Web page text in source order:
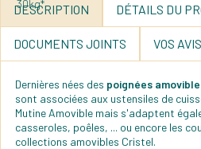
DESCRIPTION DÉTAILS DU
DOCUMENTS JOINTS VOS AVIS
Dernières nées des poignées
sont associées aux ustensiles de
Mutine Amovible mais s'adaptent
casseroles, poêles, ... ou encore les
collections amovibles Cristel.